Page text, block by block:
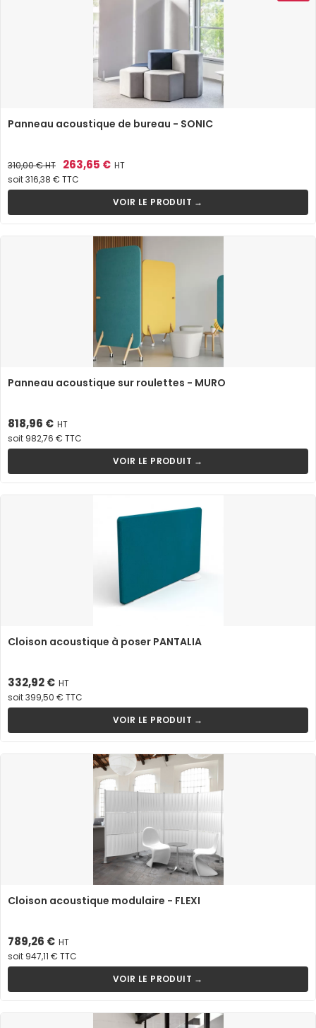
Panneau acoustique de bureau - SONIC
Prix
de
base
310,00 €HT Prix
263,65 € HT
soit 316,38 € TTC
VOIR LE PRODUIT →
Panneau acoustique sur roulettes - MURO
Prix
818,96 € HT
soit 982,76 € TTC
VOIR LE PRODUIT →
Cloison acoustique à poser PANTALIA
Prix
332,92 € HT
soit 399,50 € TTC
VOIR LE PRODUIT →
Cloison acoustique modulaire - FLEXI
Prix
789,26 € HT
soit 947,11 € TTC
VOIR LE PRODUIT →